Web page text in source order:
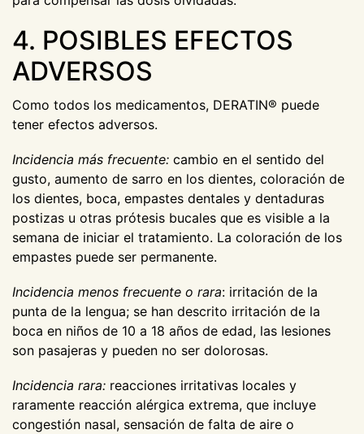
4. POSIBLES EFECTOS
ADVERSOS
Como todos los medicamentos, DERATIN® puede
tener efectos adversos.
Incidencia más frecuente: cambio en el sentido del
gusto, aumento de sarro en los dientes, coloración de
los dientes, boca, empastes dentales y dentaduras
postizas u otras prótesis bucales que es visible a la
semana de iniciar el tratamiento. La coloración de los
empastes puede ser permanente.
Incidencia menos frecuente o rara: irritación de la
punta de la lengua; se han descrito irritación de la
boca en niños de 10 a 18 años de edad, las lesiones
son pasajeras y pueden no ser dolorosas.
Incidencia rara: reacciones irritativas locales y
raramente reacción alérgica extrema, que incluye
congestión nasal, sensación de falta de aire o